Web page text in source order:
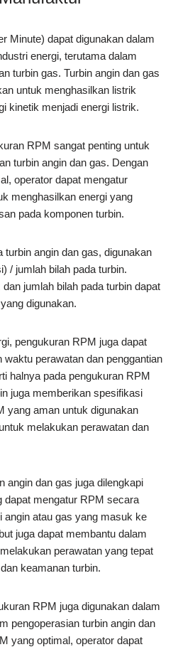
Minute) dapat digunakan dalam
energi, terutama dalam
turbin gas. Turbin angin dan gas
untuk menghasilkan listrik
kinetik menjadi energi listrik.
RPM sangat penting untuk
turbin angin dan gas. Dengan
operator dapat mengatur
menghasilkan energi yang
pada komponen turbin.
angin dan gas, digunakan
/ jumlah bilah pada turbin.
jumlah bilah pada turbin dapat
digunakan.
pengukuran RPM juga dapat
perawatan dan penggantian
halnya pada pengukuran RPM
juga memberikan spesifikasi
yang aman untuk digunakan
melakukan perawatan dan
angin dan gas juga dilengkapi
dapat mengatur RPM secara
atau gas yang masuk ke
juga dapat membantu dalam
perawatan yang tepat
keamanan turbin.
RPM juga digunakan dalam
pengoperasian turbin angin dan
yang optimal, operator dapat